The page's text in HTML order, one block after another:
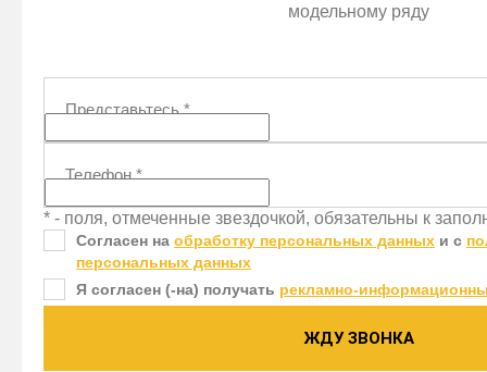
модельному ряду
Представьтесь*
Телефон*
* - поля, отмеченные звездочкой, обязательны к
Согласен на обработку персональных данных и c
персональных данных
Я согласен (-на) получать рекламно-
ЖДУ ЗВОНКА